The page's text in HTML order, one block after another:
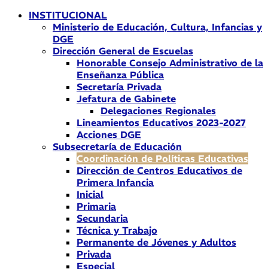
INSTITUCIONAL
Ministerio de Educación, Cultura, Infancias y
DGE
Dirección General de Escuelas
Honorable Consejo Administrativo de la
Enseñanza Pública
Secretaría Privada
Jefatura de Gabinete
Delegaciones Regionales
Lineamientos Educativos 2023-2027
Acciones DGE
Subsecretaría de Educación
Coordinación de Políticas Educativas
Dirección de Centros Educativos de
Primera Infancia
Inicial
Primaria
Secundaria
Técnica y Trabajo
Permanente de Jóvenes y Adultos
Privada
Especial